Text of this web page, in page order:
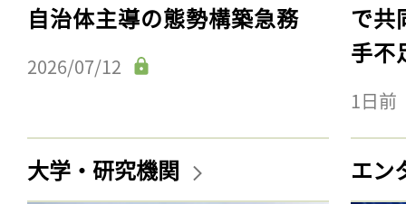
自治体主導の態勢構築急務
2026/07/12
で共
手不
1日前
大学・研究機関 エン